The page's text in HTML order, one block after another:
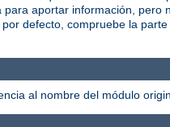
para aportar información,
defecto, compruebe la
al nombre del módulo